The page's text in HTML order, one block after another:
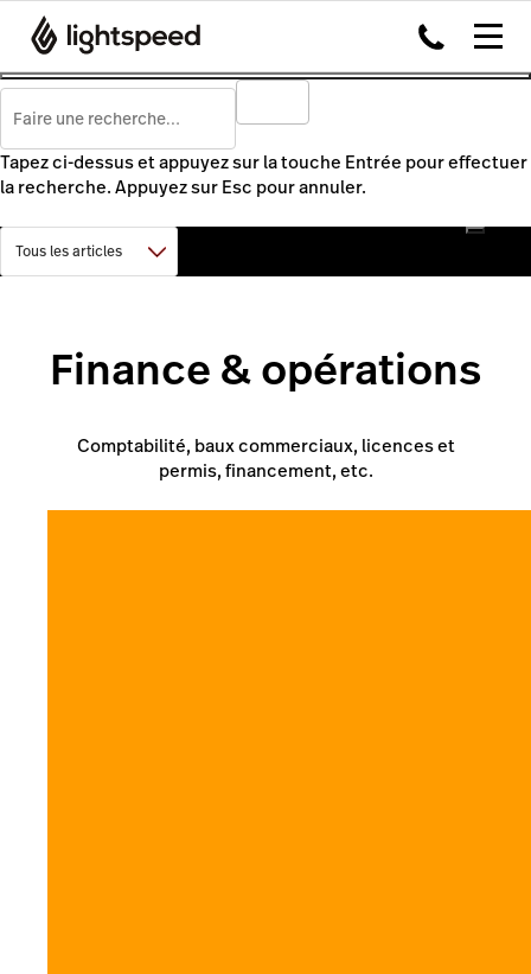
Tapez ci-dessus et appuyez sur la touche Entrée pour effectuer
la recherche. Appuyez sur Esc pour annuler.
Finance & opérations
Comptabilité, baux commerciaux, licences et
permis, financement, etc.